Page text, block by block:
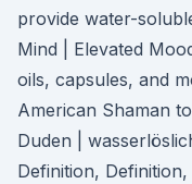
provide water-
Mind | Elevated
oils, capsules, and
American Shaman
Duden |
Definition,